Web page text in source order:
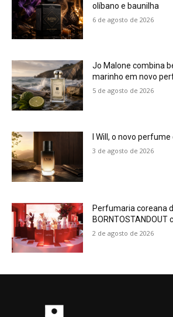
olíbano e baunilha
6 de agosto de 2026
Jo Malone combina
marinho em novo
5 de agosto de 2026
I Will, o novo
3 de agosto de 2026
Perfumaria coreana
BORNTOSTANDOUT
2 de agosto de 2026